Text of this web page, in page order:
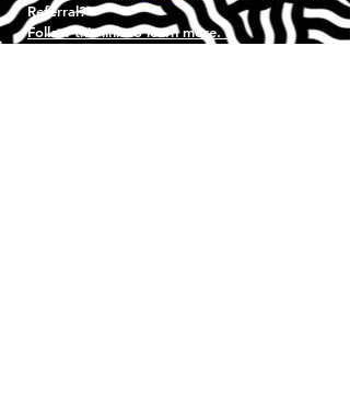
Referral?
Follow this link to learn more. >